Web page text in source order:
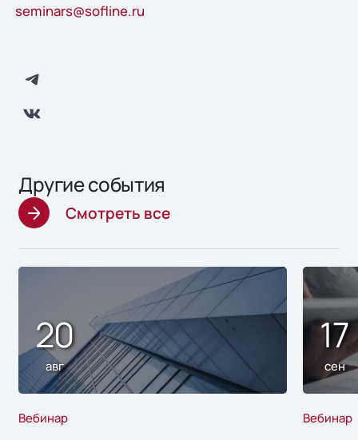
seminars@sofline.ru
Другие события
Смотреть все
20
авг
Вебинар
17
сен
Вебинар